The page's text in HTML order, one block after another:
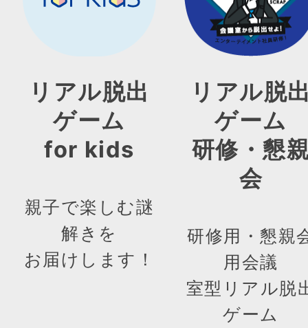
リアル脱出
ゲーム
for kids
親子で楽しむ謎
解きを
お届けします！
リアル脱
ゲーム
研修・懇
会
研修用・懇親
用会議
室型リアル脱
ゲーム